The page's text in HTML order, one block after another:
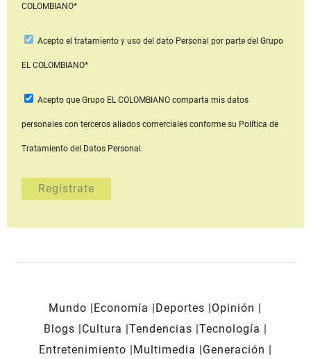
COLOMBIANO*
Acepto el tratamiento y uso del dato Personal por parte del Grupo
EL COLOMBIANO*
Acepto que Grupo EL COLOMBIANOcomparta mis datos
personales con terceros aliados comerciales conforme su Política de
Tratamiento del Datos Personal.
Mundo Economía Deportes
Opinión
Blogs
Cultura Tendencias Tecnología
Entretenimiento
Multimedia
Generación